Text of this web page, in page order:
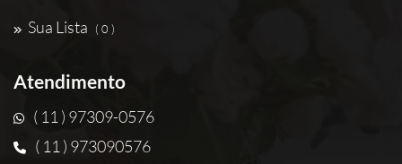
Sua Lista ( 0 )
Atendimento
( 11 ) 97309-0576
( 11 ) 973090576